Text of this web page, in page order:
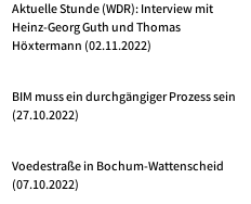
Aktuelle Stunde (WDR): Interview mit
Heinz-Georg Guth und Thomas
Höxtermann (02.11.2022)
BIM muss ein durchgängiger Prozess sein
(27.10.2022)
Voedestraße in Bochum-Wattenscheid
(07.10.2022)